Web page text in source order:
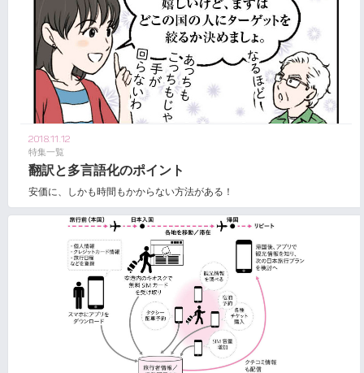
2018.11.12
特集一覧
翻訳と多言語化のポイント
安価に、しかも時間もかからない方法がある！